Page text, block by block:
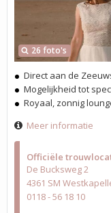
Officiële
De Bucksweg 2
4361 SM
0118 - 56 18 10
26 foto's
Direct aan de
Mogelijkheid tot
Royaal, zonnig
Meer informatie